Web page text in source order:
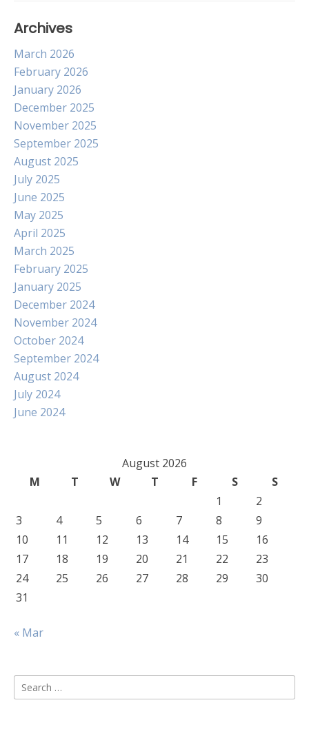
Archives
March 2026
February 2026
January 2026
December 2025
November 2025
September 2025
August 2025
July 2025
June 2025
May 2025
April 2025
March 2025
February 2025
January 2025
December 2024
November 2024
October 2024
September 2024
August 2024
July 2024
June 2024
August 2026
M
T W T F S
S
1
2
3
4 5 6 7 8
9
10
11 12 13 14 15
16
17
18 19 20 21 22
23
24
25 26 27 28 29
30
31
« Mar
Search
for: